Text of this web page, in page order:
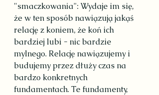
"smaczkowania": Wydaje im się,
że w ten sposób nawiązują jakąś
relację z koniem, że koń ich
bardziej lubi - nic bardzie
mylnego. Relację nawiązujemy i
budujemy przez dłuży czas na
bardzo konkretnych
fundamentach. Te fundamenty,